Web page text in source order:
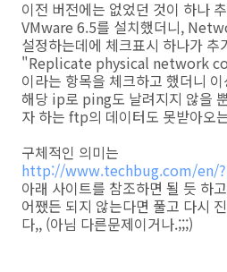
이전 버전에는 없었던 것이 하나
VMware 6.5를 설치했더니,
설정하는데에 체크표시 하나가 추
"Replicate physical network
이라는 항목을 체크하고 했더니 이
해당 ip로 ping도 날려지지 않을
자 하는 ftp의 데이터도 못받아오
구체적인 의미는
http://www.techbug.com/en/
아래 사이트를 참조하면 될 듯 하
어쨌든 되지 않는다면 풀고 다시
다,, (아님 다른문제이거나.;;;)